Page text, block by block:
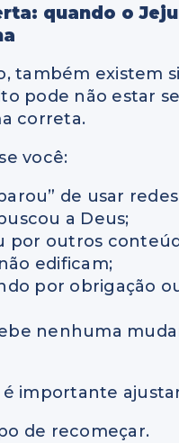
quando o
também existem
pode não estar
correta.
você:
de usar
a Deus;
por outros
edificam;
por obrigação
nenhuma
é importante
de recomeçar.